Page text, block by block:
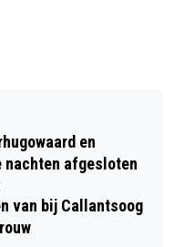
BERGEN
TWEE
en
nachten afgesloten
van bij Callantsoog